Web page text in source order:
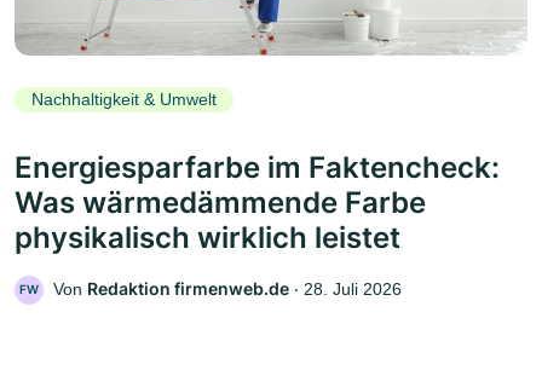
Nachhaltigkeit & Umwelt
Energiesparfarbe im Faktencheck:
Was wärmedämmende Farbe
physikalisch wirklich leistet
FW Von Redaktion firmenweb.de ‧ 28. Juli 2026